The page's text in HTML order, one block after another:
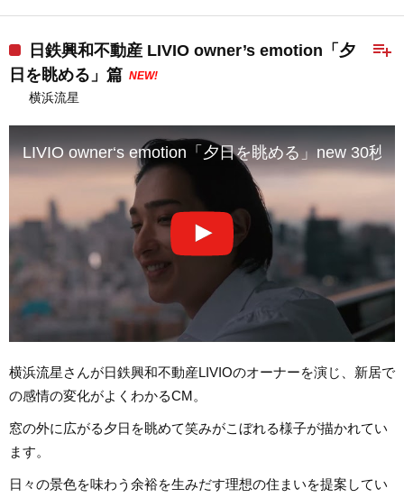
playlist_add
日鉄興和不動産 LIVIO owner’s emotion「夕
日を眺める」篇 NEW!
横浜流星
LIVIO owner‘s emotion「夕日を眺める」new 30秒
横浜流星さんが日鉄興和不動産LIVIOのオーナーを演じ、新居で
の感情の変化がよくわかるCM。
窓の外に広がる夕日を眺めて笑みがこぼれる様子が描かれてい
ます。
日々の景色を味わう余裕を生みだす理想の住まいを提案してい